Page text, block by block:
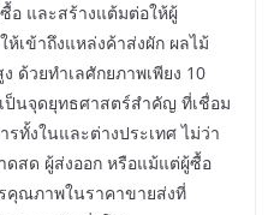
อ และสร้างแต้มต่อให้ผู้
ห้เข้าถึงแหล่งค้าส่งผัก ผลไม้
ด้วยทำเลศักยภาพเพียง 10
ป็นจุดยุทธศาสตร์สำคัญ ที่เชื่อม
รทั้งในและต่างประเทศ ไม่ว่า
ดสด ผู้ส่งออก หรือแม้แต่ผู้ซื้อ
คุณภาพในราคาขายส่งที่